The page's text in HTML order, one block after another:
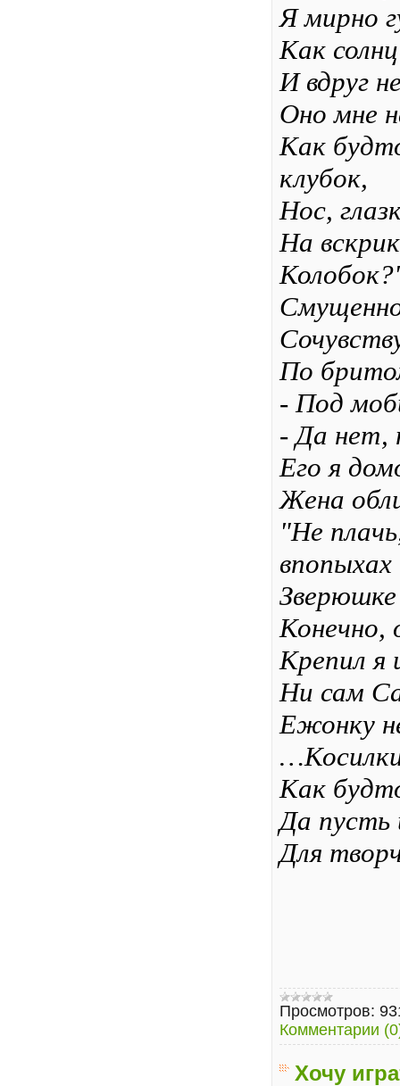
Я мирно
Как
И вдруг
Оно мне
Как
клубок,
Нос,
На
По
- Под
- Да нет,
Его я
Жена
"Не
впопыхах
Зверюшке
Конечно,
Крепил я
Ни сам
Ежонку
Как
Да пусть
Для
Просмотров:
Комментарии
Хочу